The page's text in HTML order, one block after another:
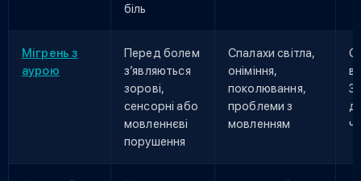
біль
Мігрень з
аурою
Перед болем
з’являються
зорові,
сенсорні або
мовленнєві
порушення
Спалахи світла,
оніміння,
поколювання,
проблеми з
мовленням